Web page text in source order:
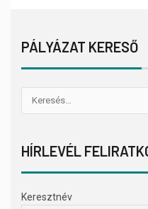
PÁLYÁZAT KERESŐ
HÍRLEVÉL
Keresztnév